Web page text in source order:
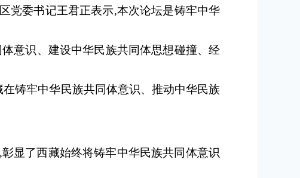
党委书记王君正表示,本次论坛是铸牢中华
意识、建设中华民族共同体思想碰撞、经
铸牢中华民族共同体意识、推动中华民族
显了西藏始终将铸牢中华民族共同体意识